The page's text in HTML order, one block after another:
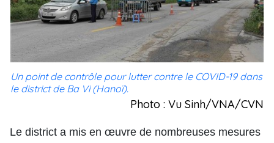
Un point de contrôle pour lutter contre le COVID-19 dans
le district de Ba Vi (Hanoï).
Photo : Vu Sinh/VNA/CVN
Le district a mis en œuvre de nombreuses mesures